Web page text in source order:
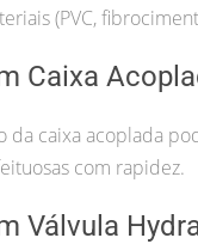
(PVC,
Caixa
caixa acoplada
com rapidez.
Válvula